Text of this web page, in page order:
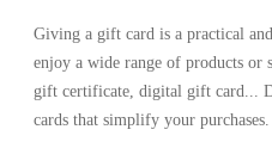
Giving a gift card is a practical
enjoy a wide range of products or
gift certificate, digital gift card...
cards that simplify your purchases.